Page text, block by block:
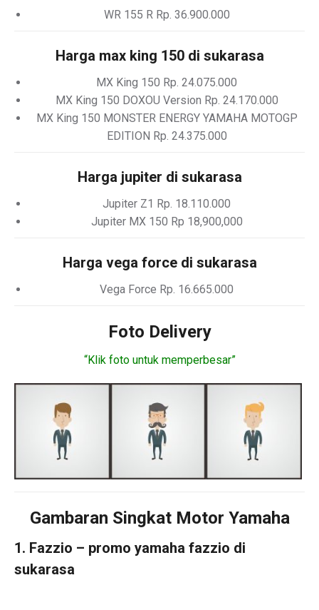
WR 155 R Rp. 36.900.000
Harga max king 150 di sukarasa
MX King 150 Rp. 24.075.000
MX King 150 DOXOU Version Rp. 24.170.000
MX King 150 MONSTER ENERGY YAMAHA MOTOGP
EDITION Rp. 24.375.000
Harga jupiter di sukarasa
Jupiter Z1 Rp. 18.110.000
Jupiter MX 150 Rp 18,900,000
Harga vega force di sukarasa
Vega Force Rp. 16.665.000
Foto Delivery
“Klik foto untuk memperbesar”
Gambaran Singkat Motor Yamaha
1. Fazzio – promo yamaha fazzio di
sukarasa